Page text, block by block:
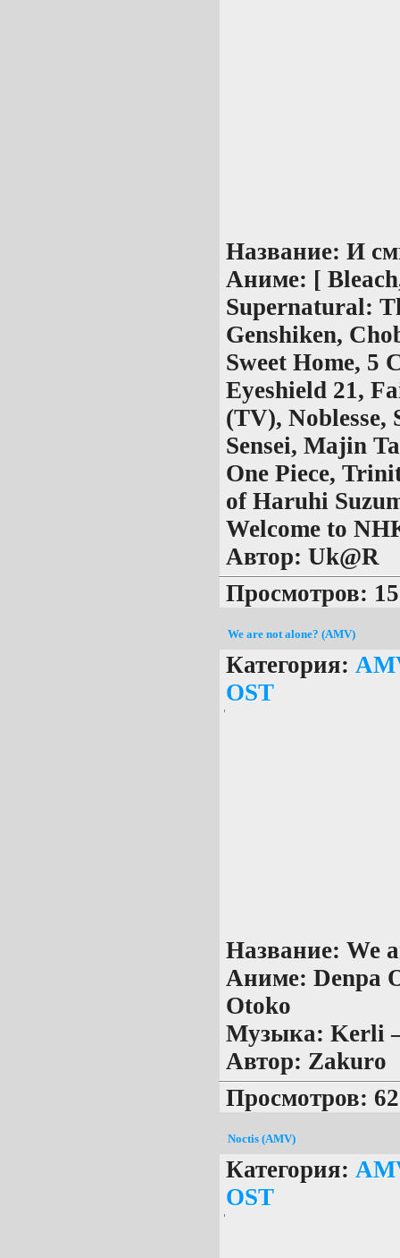
Название: И
Аниме: [
Supernatural:
Genshiken,
Sweet Home, 5
Eyeshield 21,
(TV), Noblesse,
Sensei, Majin
One Piece,
of Haruhi
Welcome to
Автор: Uk@R
Просмотров:
We are not alone? (AMV)
Категория:
OST
Название: We
Аниме: Denpa
Otoko
Музыка: Kerli
Автор: Zakuro
Просмотров:
Noctis (AMV)
Категория:
OST